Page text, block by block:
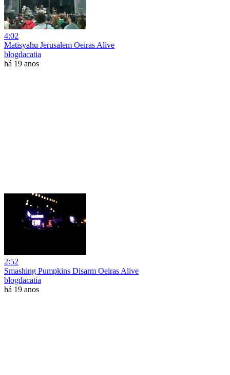
4:02
Matisyahu Jerusalem Oeiras Alive
blogdacatia
há 19 anos
2:52
Smashing Pumpkins Disarm Oeiras Alive
blogdacatia
há 19 anos